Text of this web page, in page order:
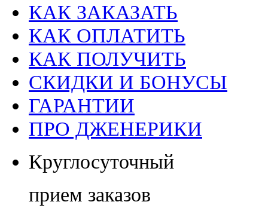
КАК ЗАКАЗАТЬ
КАК ОПЛАТИТЬ
КАК ПОЛУЧИТЬ
СКИДКИ И БОНУСЫ
ГАРАНТИИ
ПРО ДЖЕНЕРИКИ
Круглосуточный
прием заказов